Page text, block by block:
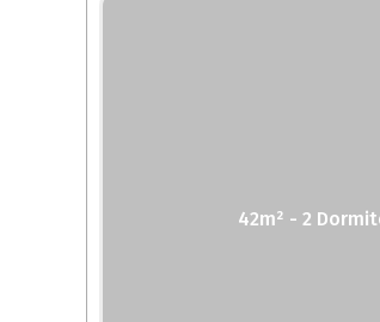
42m² - 2